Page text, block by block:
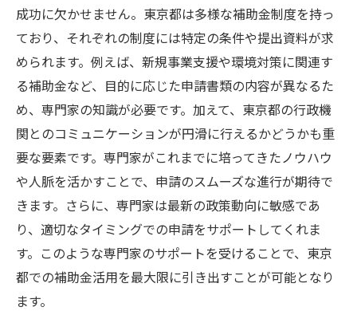
成功に欠かせません。東京都は多様な補助金制度を持っ
ており、それぞれの制度には特定の条件や提出資料が求
められます。例えば、新規事業支援や環境対策に関連す
る補助金など、目的に応じた申請書類の内容が異なるた
め、専門家の知識が必要です。加えて、東京都の行政機
関とのコミュニケーションが円滑に行えるかどうかも重
要な要素です。専門家がこれまでに培ってきたノウハウ
や人脈を活かすことで、申請のスムーズな進行が期待で
きます。さらに、専門家は最新の政策動向に敏感であ
り、適切なタイミングでの申請をサポートしてくれま
す。このような専門家のサポートを受けることで、東京
都での補助金活用を最大限に引き出すことが可能となり
ます。